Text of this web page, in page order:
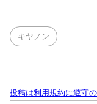
キヤノン